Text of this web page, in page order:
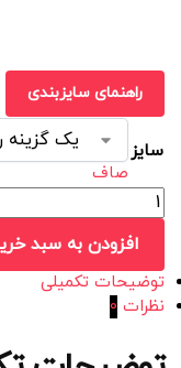
راهنمای سایزبندی
سایز
صاف
افزودن به سبد
توضیحات تکمیلی
نظرات 0